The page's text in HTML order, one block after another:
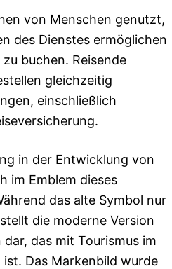
von Menschen genutzt,
des Dienstes ermöglichen
buchen. Reisende
gleichzeitig
einschließlich
in der Entwicklung von
im Emblem dieses
das alte Symbol nur
die moderne Version
das mit Tourismus im
Das Markenbild wurde